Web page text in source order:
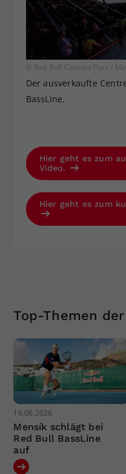
© Red Bull Content Pool /
Der ausverkaufte
BassLine.
Hier geht es zum
Video.
Hier geht es zum
Top-Themen
16.06.2026
Mensík schlägt bei
Red Bull BassLine
auf